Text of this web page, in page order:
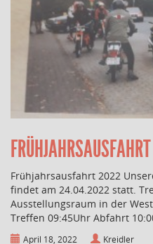
Frühjahrsausfahrt 2022
findet am 24.04.2022 statt.
Ausstellungsraum in der
Treffen 09:45Uhr Abfahrt
April 18, 2022 Kreidler